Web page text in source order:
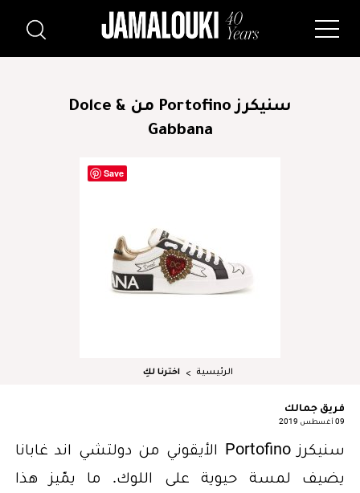
سنيكرز Portofino من Dolce &
Gabbana
الرئيسية اخترنا لكِ
فريق جمالك
09 أغسطس 2019
سنيكرز Portofino الأيقوني من دولتشي اند غابانا
يضيف لمسة حيوية على اللوك. ما يمّيز هذا
Save